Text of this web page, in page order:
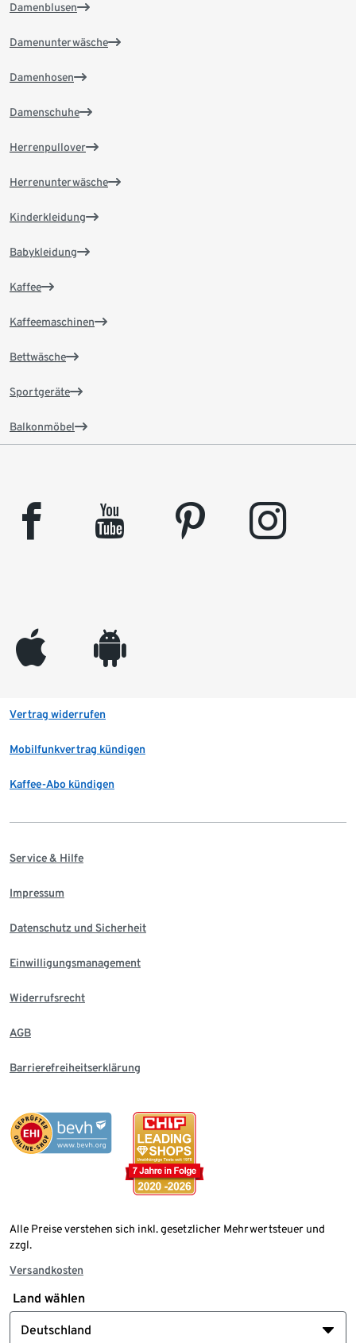
Damenblusen
Damenunterwäsche
Damenhosen
Damenschuhe
Herrenpullover
Herrenunterwäsche
Kinderkleidung
Babykleidung
Kaffee
Kaffeemaschinen
Bettwäsche
Sportgeräte
Balkonmöbel
facebook youtube pinterest instagram
appleinc android
Vertrag widerrufen
Mobilfunkvertrag kündigen
Kaffee-Abo kündigen
Service & Hilfe
Impressum
Datenschutz und Sicherheit
Einwilligungsmanagement
Widerrufsrecht
AGB
Barrierefreiheitserklärung
Alle Preise verstehen sich inkl. gesetzlicher Mehrwertsteuer und
zzgl.
Versandkosten
Land wählen
Deutschland